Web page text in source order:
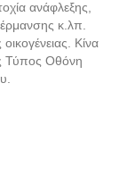
ανάφλεξης,
κ.λπ.
Κίνα
Τύπος Οθόνη